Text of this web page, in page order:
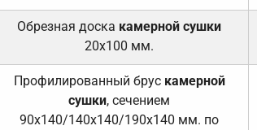
Обрезная доска камерной сушки
20х100 мм.
Профилированный брус камерной
сушки, сечением
90х140/140х140/190х140 мм. по